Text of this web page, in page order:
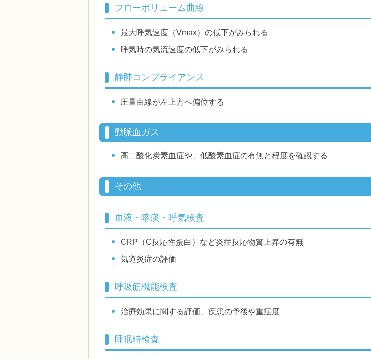
フローボリューム曲線
最大呼気速度（Vmax）の低下がみられる
呼気時の気流速度の低下がみられる
静肺コンプライアンス
圧量曲線が左上方へ偏位する
動脈血ガス
高二酸化炭素血症や、低酸素血症の有無と程度を確認する
その他
血液・喀痰・呼気検査
CRP（C反応性蛋白）など炎症反応物質上昇の有無
気道炎症の評価
呼吸筋機能検査
治療効果に関する評価、疾患の予後や重症度
睡眠時検査